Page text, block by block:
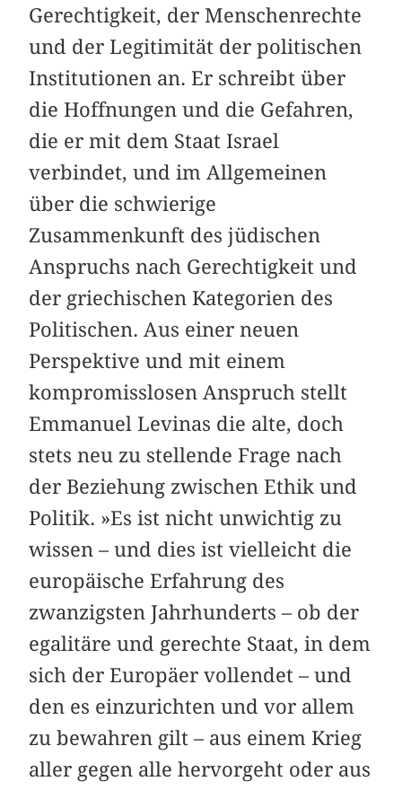
Gerechtigkeit, der Menschenrechte
und der Legitimität der politischen
Institutionen an. Er schreibt über
die Hoffnungen und die Gefahren,
die er mit dem Staat Israel
verbindet, und im Allgemeinen
über die schwierige
Zusammenkunft des jüdischen
Anspruchs nach Gerechtigkeit und
der griechischen Kategorien des
Politischen. Aus einer neuen
Perspektive und mit einem
kompromisslosen Anspruch stellt
Emmanuel Levinas die alte, doch
stets neu zu stellende Frage nach
der Beziehung zwischen Ethik und
Politik. »Es ist nicht unwichtig zu
wissen – und dies ist vielleicht die
europäische Erfahrung des
zwanzigsten Jahrhunderts – ob der
egalitäre und gerechte Staat, in dem
sich der Europäer vollendet – und
den es einzurichten und vor allem
zu bewahren gilt – aus einem Krieg
aller gegen alle hervorgeht oder aus